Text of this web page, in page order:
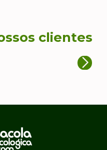
clientes